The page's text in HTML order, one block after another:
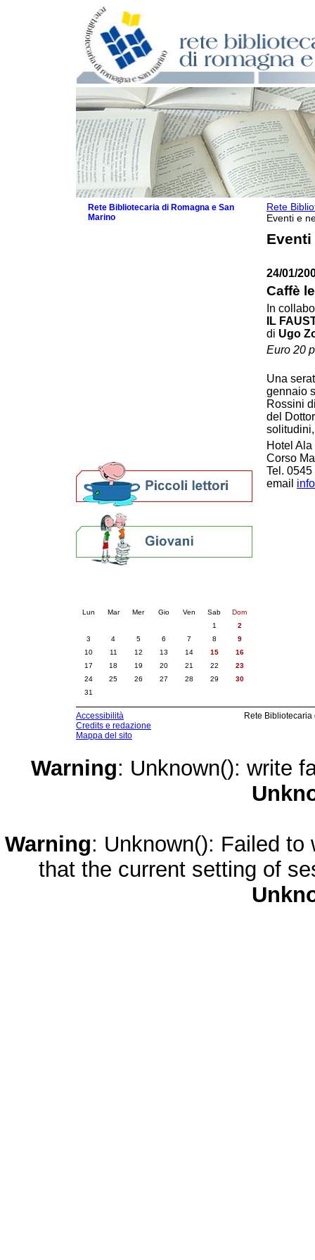
Rete
Eventi e
Eventi
24/01/
Caffè
In
IL
di Ugo
Euro 20
Una
gennaio
Rossini
del
Hotel Ala
Corso
Tel.
email
Rete Bibliotecaria di Romagna e San
Marino
Lun Mar Mer Gio Ven Sab
Dom
1
2
3
4 5 6 7 8
9
10
11 12 13 14 15
16
17
18 19 20 21 22
23
24
25 26 27 28 29
30
31
Accessibilità
Credits e redazione
Mappa del sito
Rete
Warning: Unknown(): write
Warning: Unknown(): Failed
that the current setting of